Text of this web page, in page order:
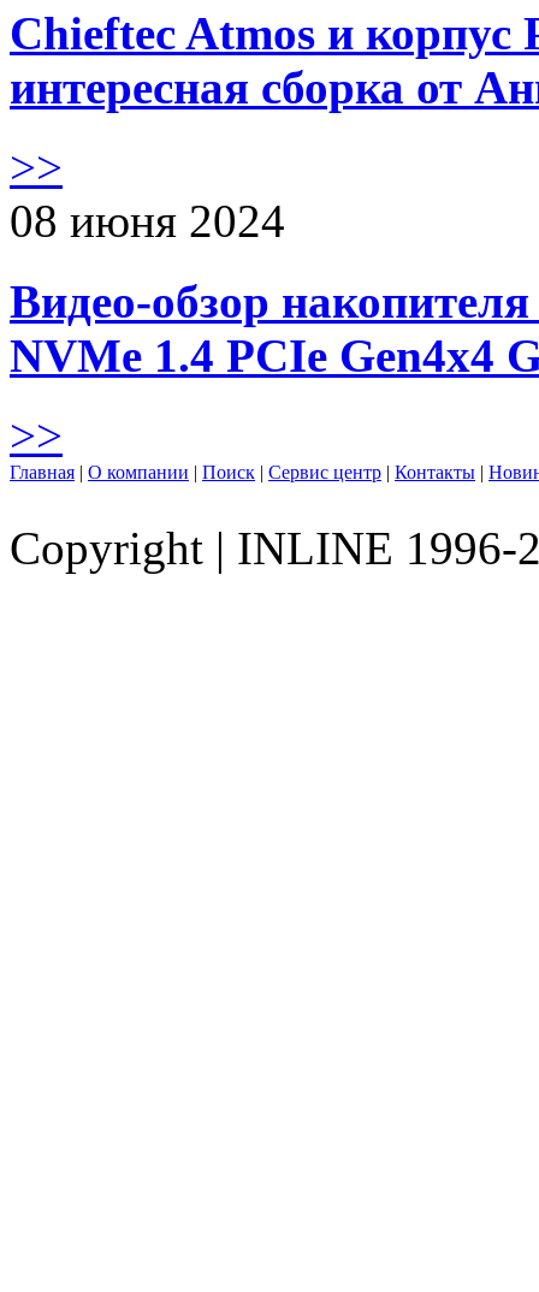
Chieftec Atmos и корпус
интересная сборка от
>>
08 июня 2024
Видео-обзор
NVMe 1.4 PCIe Gen4х4
>>
Главная | О компании | Поиск | Сервис центр | Контакты |
Copyright | INLINE 1996-